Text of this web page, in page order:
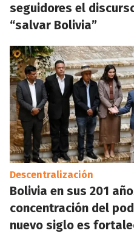
seguidores el
“salvar Bolivia”
Descentralización
Bolivia en sus 201
concentración del
nuevo siglo es